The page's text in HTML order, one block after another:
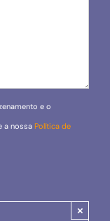
e o
a nossa Política de
×